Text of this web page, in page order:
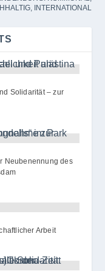
INTERNATIONAL
Solidarität – zur
Neubenennung des
Arbeit